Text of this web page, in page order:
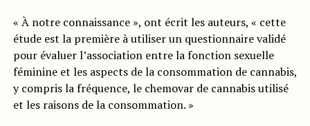
« À notre connaissance », ont écrit les auteurs, « cette
étude est la première à utiliser un questionnaire validé
pour évaluer l’association entre la fonction sexuelle
féminine et les aspects de la consommation de cannabis,
y compris la fréquence, le chemovar de cannabis utilisé
et les raisons de la consommation. »